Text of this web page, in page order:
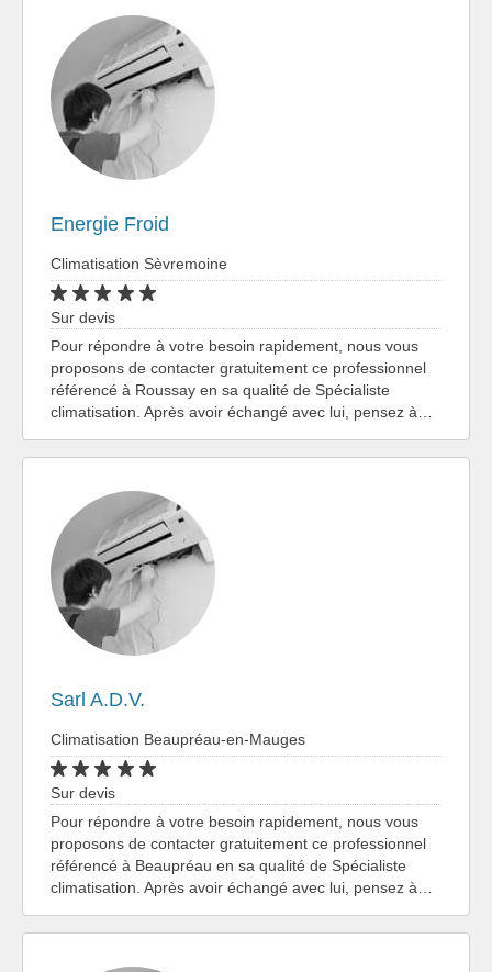
Energie Froid
Climatisation Sèvremoine
Sur devis
Pour répondre à votre besoin rapidement, nous vous
proposons de contacter gratuitement ce professionnel
référencé à Roussay en sa qualité de Spécialiste
climatisation. Après avoir échangé avec lui, pensez à…
Sarl A.D.V.
Climatisation Beaupréau-en-Mauges
Sur devis
Pour répondre à votre besoin rapidement, nous vous
proposons de contacter gratuitement ce professionnel
référencé à Beaupréau en sa qualité de Spécialiste
climatisation. Après avoir échangé avec lui, pensez à…